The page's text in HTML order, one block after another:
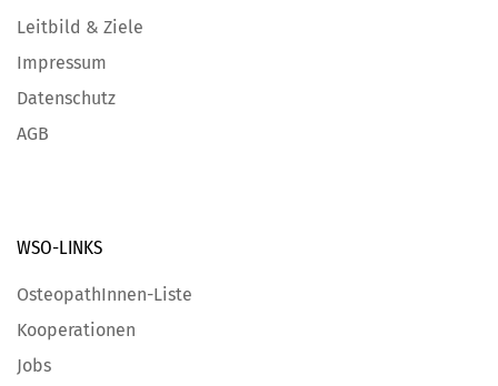
Leitbild & Ziele
Impressum
Datenschutz
AGB
WSO-LINKS
OsteopathInnen-Liste
Kooperationen
Jobs